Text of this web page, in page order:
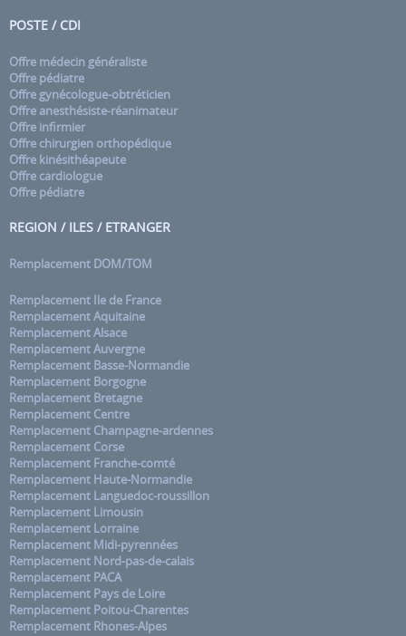
POSTE / CDI
Offre médecin généraliste
Offre pédiatre
Offre gynécologue-obtréticien
Offre anesthésiste-réanimateur
Offre infirmier
Offre chirurgien orthopédique
Offre kinésithéapeute
Offre cardiologue
Offre pédiatre
REGION / ILES / ETRANGER
Remplacement DOM/TOM
Remplacement Ile de France
Remplacement Aquitaine
Remplacement Alsace
Remplacement Auvergne
Remplacement Basse-Normandie
Remplacement Borgogne
Remplacement Bretagne
Remplacement Centre
Remplacement Champagne-ardennes
Remplacement Corse
Remplacement Franche-comté
Remplacement Haute-Normandie
Remplacement Languedoc-roussillon
Remplacement Limousin
Remplacement Lorraine
Remplacement Midi-pyrennées
Remplacement Nord-pas-de-calais
Remplacement PACA
Remplacement Pays de Loire
Remplacement Poitou-Charentes
Remplacement Rhones-Alpes